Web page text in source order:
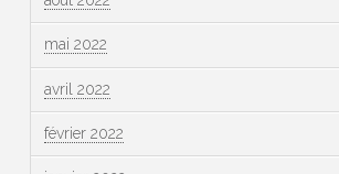
mai 2022
avril 2022
février 2022